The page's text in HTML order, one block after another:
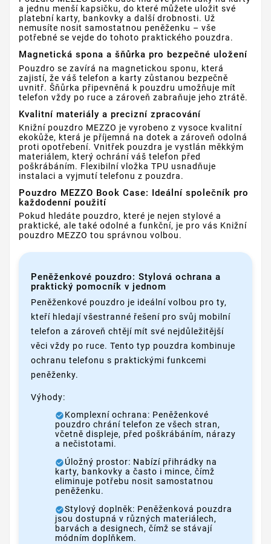
a jednu menší kapsičku, do které můžete uložit své
platební karty, bankovky a další drobnosti. Už
nemusíte nosit samostatnou peněženku – vše
potřebné se vejde do tohoto praktického pouzdra.
Magnetická spona a šňůrka pro bezpečné uložení
Pouzdro se zavírá na magnetickou sponu, která
zajistí, že váš telefon a karty zůstanou bezpečně
uvnitř. Šňůrka připevněná k pouzdru umožňuje mít
telefon vždy po ruce a zároveň zabraňuje jeho ztrátě.
Kvalitní materiály a precizní zpracování
Knižní pouzdro MEZZO je vyrobeno z vysoce kvalitní
ekokůže, která je příjemná na dotek a zároveň odolná
proti opotřebení. Vnitřek pouzdra je vystlán měkkým
materiálem, který ochrání váš telefon před
poškrábáním. Flexibilní vložka TPU usnadňuje
instalaci a vyjmutí telefonu z pouzdra.
Pouzdro MEZZO Book Case: Ideální společník pro
každodenní použití
Pokud hledáte pouzdro, které je nejen stylové a
praktické, ale také odolné a funkční, je pro vás Knižní
pouzdro MEZZO tou správnou volbou.
Peněženkové pouzdro: Stylová ochrana a
praktický pomocník v jednom
Peněženkové pouzdro je ideální volbou pro ty,
kteří hledají všestranné řešení pro svůj mobilní
telefon a zároveň chtějí mít své nejdůležitější
věci vždy po ruce. Tento typ pouzdra kombinuje
ochranu telefonu s praktickými funkcemi
peněženky.
Výhody:
Komplexní ochrana: Peněženkové
pouzdro chrání telefon ze všech stran,
včetně displeje, před poškrábáním, nárazy
a nečistotami.
Úložný prostor: Nabízí přihrádky na
karty, bankovky a často i mince, čímž
eliminuje potřebu nosit samostatnou
peněženku.
Stylový doplněk: Peněženková pouzdra
jsou dostupná v různých materiálech,
barvách a designech, čímž se stávají
módním doplňkem.